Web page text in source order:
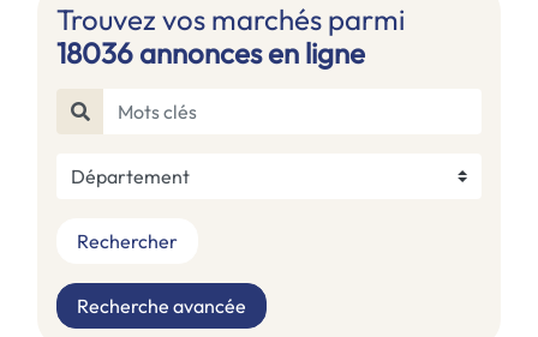
Trouvez vos marchés parmi
18036 annonces en ligne
Rechercher
Recherche avancée